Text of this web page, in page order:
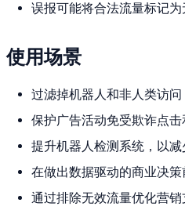
误报可能将合法流量标记为
使用场景
过滤掉机器人和非人类访问
保护广告活动免受欺诈点击
提升机器人检测系统，以减
在做出数据驱动的商业决策
通过排除无效流量优化营销